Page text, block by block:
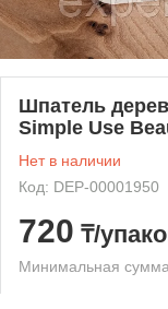
Шпатель
Simple Use
Нет в наличии
Код: DEP-00001950
720 ₸/
Минимальная